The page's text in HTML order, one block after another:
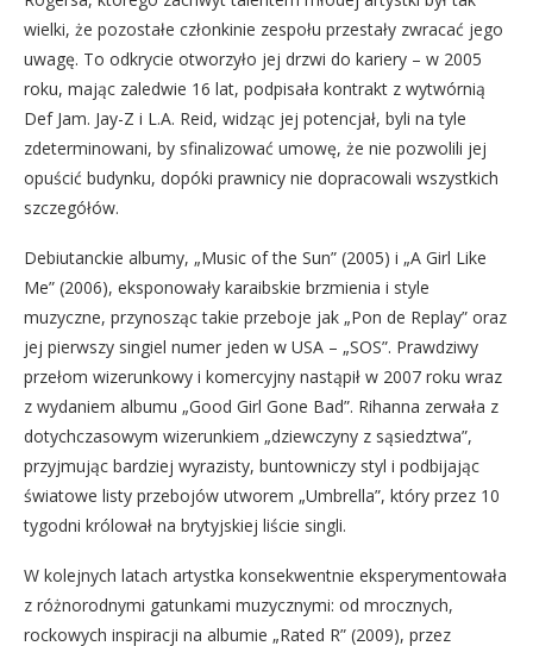
wielki, że pozostałe członkinie zespołu przestały zwracać jego
uwagę. To odkrycie otworzyło jej drzwi do kariery – w 2005
roku, mając zaledwie 16 lat, podpisała kontrakt z wytwórnią
Def Jam. Jay-Z i L.A. Reid, widząc jej potencjał, byli na tyle
zdeterminowani, by sfinalizować umowę, że nie pozwolili jej
opuścić budynku, dopóki prawnicy nie dopracowali wszystkich
szczegółów.
Debiutanckie albumy, „Music of the Sun” (2005) i „A Girl Like
Me” (2006), eksponowały karaibskie brzmienia i style
muzyczne, przynosząc takie przeboje jak „Pon de Replay” oraz
jej pierwszy singiel numer jeden w USA – „SOS”. Prawdziwy
przełom wizerunkowy i komercyjny nastąpił w 2007 roku wraz
z wydaniem albumu „Good Girl Gone Bad”. Rihanna zerwała z
dotychczasowym wizerunkiem „dziewczyny z sąsiedztwa”,
przyjmując bardziej wyrazisty, buntowniczy styl i podbijając
światowe listy przebojów utworem „Umbrella”, który przez 10
tygodni królował na brytyjskiej liście singli.
W kolejnych latach artystka konsekwentnie eksperymentowała
z różnorodnymi gatunkami muzycznymi: od mrocznych,
rockowych inspiracji na albumie „Rated R” (2009), przez